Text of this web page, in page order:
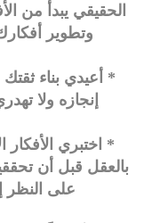
الحقيقي يبدأ من
وتطوير
* أعيدي بناء
إنجازه ولا
* اختبري الأفكار
بالعقل قبل أن
على النظر